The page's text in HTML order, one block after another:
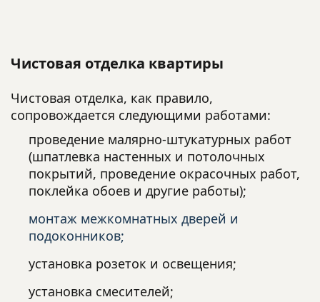
Чистовая отделка квартиры
Чистовая отделка, как правило,
сопровождается следующими работами:
проведение малярно-штукатурных работ
(шпатлевка настенных и потолочных
покрытий, проведение окрасочных работ,
поклейка обоев и другие работы);
монтаж межкомнатных дверей и
подоконников;
установка розеток и освещения;
установка смесителей;